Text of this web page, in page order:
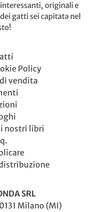
originali e
gatti sei capitatə nel
Policy
vendita
nostri libri
SRL
Milano (MI)